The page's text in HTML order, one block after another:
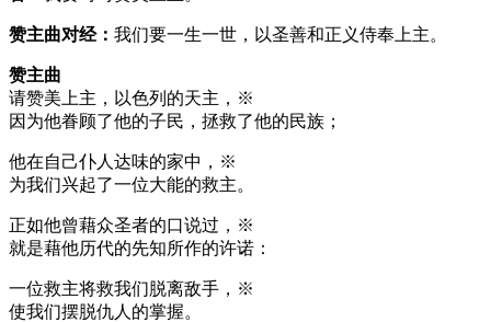
赞主曲对经： 我们要一生一世，以圣善和正义侍奉上主。
赞主曲
请赞美上主，以色列的天主，※
因为他眷顾了他的子民，拯救了他的民族；
他在自己仆人达味的家中，※
为我们兴起了一位大能的救主。
正如他曾藉众圣者的口说过，※
就是藉他历代的先知所作的许诺：
一位救主将救我们脱离敌手，※
使我们摆脱仇人的掌握。